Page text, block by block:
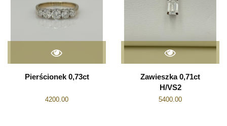
Pierścionek 0,73ct
4200.00
Zawieszka 0,71ct
H/VS2
5400.00